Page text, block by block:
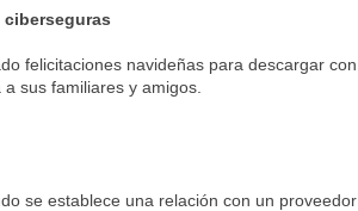
felicitaciones navideñas para descargar con
sus familiares y amigos.
se establece una relación con un proveedor